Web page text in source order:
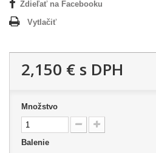
Zdieľať na Facebooku
Vytlačiť
2,150 € s DPH
Množstvo
Balenie